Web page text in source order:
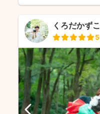
くろだかずこ
5